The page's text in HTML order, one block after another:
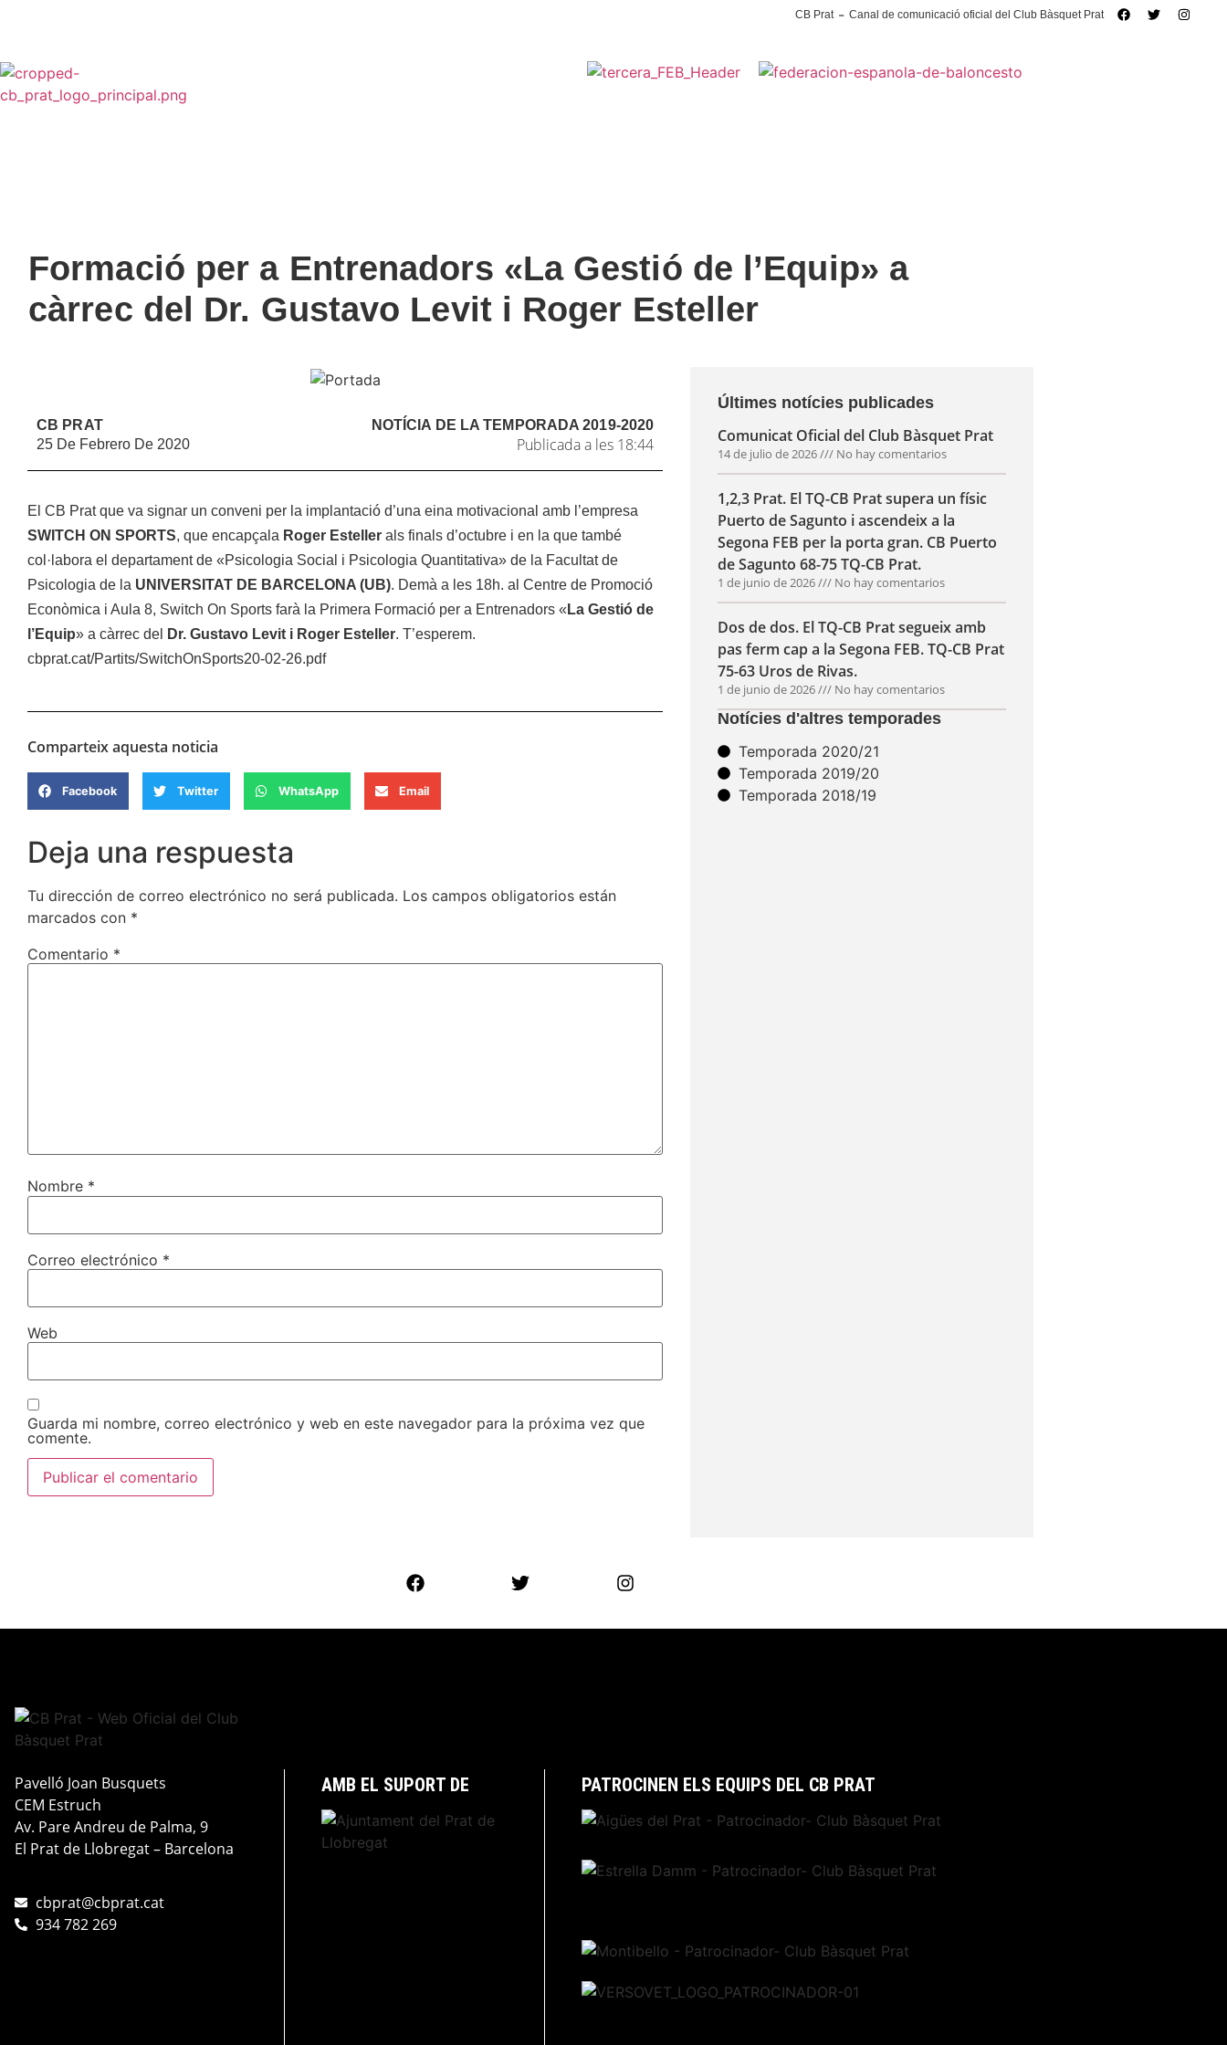
CB Prat - Canal de comunicació oficial del Club Bàsquet Prat
Formació per a Entrenadors «La Gestió de l’Equip» a
càrrec del Dr. Gustavo Levit i Roger Esteller
CB PRAT
25 De Febrero De 2020
NOTÍCIA DE LATEMPORADA 2019-2020
Publicada a les 18:44
El CB Prat que va signar un conveni per la implantació d’una eina motivacional amb l’empresa
SWITCH ON SPORTS, que encapçala Roger Esteller als finals d’octubre i en la que també
col·labora el departament de «Psicologia Social i Psicologia Quantitativa» de la Facultat de
Psicologia de la UNIVERSITAT DE BARCELONA (UB). Demà a les 18h. al Centre de Promoció
Econòmica i Aula 8, Switch On Sports farà la Primera Formació per a Entrenadors « La Gestió de
l’Equip» a càrrec del Dr. Gustavo Levit i Roger Esteller. T’esperem.
cbprat.cat/Partits/SwitchOnSports20-02-26.pdf
Comparteix aquesta noticia
Facebook Twitter WhatsApp Email
Deja una respuesta
Tu dirección de correo electrónico no será publicada. Los campos obligatorios están
marcados con *
Comentario *
Nombre *
Correo electrónico *
Web
Guarda mi nombre, correo electrónico y web en este navegador para la próxima vez que
comente.
Últimes notícies publicades
Comunicat Oficial del Club Bàsquet Prat
14 de julio de 2026 No hay comentarios
1,2,3 Prat. El TQ-CB Prat supera un físic
Puerto de Sagunto i ascendeix a la
Segona FEB per la porta gran. CB Puerto
de Sagunto 68-75 TQ-CB Prat.
1 de junio de 2026 No hay comentarios
Dos de dos. El TQ-CB Prat segueix amb
pas ferm cap a la Segona FEB. TQ-CB Prat
75-63 Uros de Rivas.
1 de junio de 2026 No hay comentarios
Notícies d'altres temporades
Temporada 2020/21
Temporada 2019/20
Temporada 2018/19
Pavelló Joan Busquets
CEM Estruch
Av. Pare Andreu de Palma, 9
El Prat de Llobregat – Barcelona
cbprat@cbprat.cat
934 782 269
AMB EL SUPORT DE PATROCINEN ELS EQUIPS DEL CB PRAT